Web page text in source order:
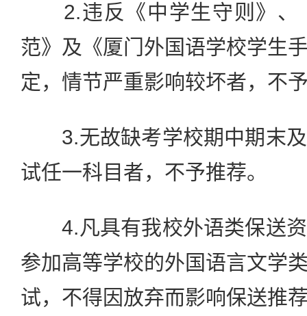
2.违反《中学生守则》、
范》及《厦门外国语学校学生
定，情节严重影响较坏者，不
3.无故缺考学校期中期末及
试任一科目者，不予推荐。
4.凡具有我校外语类保送资
参加高等学校的外国语言文学
试，不得因放弃而影响保送推